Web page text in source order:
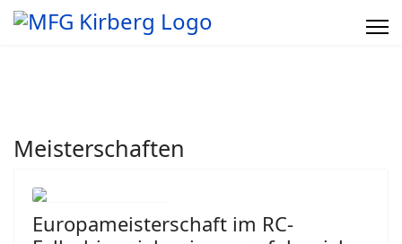
Meisterschaften
Europameisterschaft im RC-